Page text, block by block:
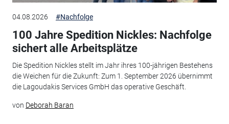
04.08.2026 #Nachfolge
100 Jahre Spedition Nickles: Nachfolge
sichert alle Arbeitsplätze
Die Spedition Nickles stellt im Jahr ihres 100-jährigen Bestehens
die Weichen für die Zukunft: Zum 1. September 2026 übernimmt
die Lagoudakis Services GmbH das operative Geschäft.
von Deborah Baran